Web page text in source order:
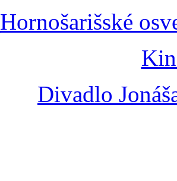
Hornošarišské
Divadlo